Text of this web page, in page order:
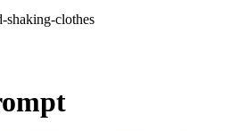
shaking-clothes